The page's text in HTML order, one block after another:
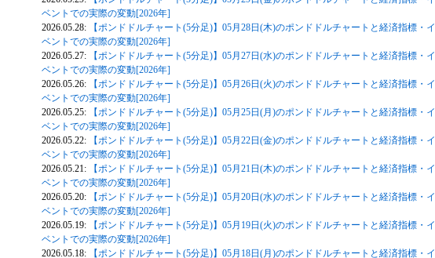
ベントでの実際の変動[2026年]
2026.05.28:
【ポンドドルチャート(5分足)】05月28日(木)のポンドドルチャートと経済指標・イ
ベントでの実際の変動[2026年]
2026.05.27:
【ポンドドルチャート(5分足)】05月27日(水)のポンドドルチャートと経済指標・イ
ベントでの実際の変動[2026年]
2026.05.26:
【ポンドドルチャート(5分足)】05月26日(火)のポンドドルチャートと経済指標・イ
ベントでの実際の変動[2026年]
2026.05.25:
【ポンドドルチャート(5分足)】05月25日(月)のポンドドルチャートと経済指標・イ
ベントでの実際の変動[2026年]
2026.05.22:
【ポンドドルチャート(5分足)】05月22日(金)のポンドドルチャートと経済指標・イ
ベントでの実際の変動[2026年]
2026.05.21:
【ポンドドルチャート(5分足)】05月21日(木)のポンドドルチャートと経済指標・イ
ベントでの実際の変動[2026年]
2026.05.20:
【ポンドドルチャート(5分足)】05月20日(水)のポンドドルチャートと経済指標・イ
ベントでの実際の変動[2026年]
2026.05.19:
【ポンドドルチャート(5分足)】05月19日(火)のポンドドルチャートと経済指標・イ
ベントでの実際の変動[2026年]
2026.05.18:
【ポンドドルチャート(5分足)】05月18日(月)のポンドドルチャートと経済指標・イ